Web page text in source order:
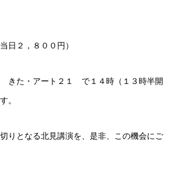
日２，８００円）
きた・アート２１ で１４時（１３時半開
。
りとなる北見講演を、是非、この機会にご